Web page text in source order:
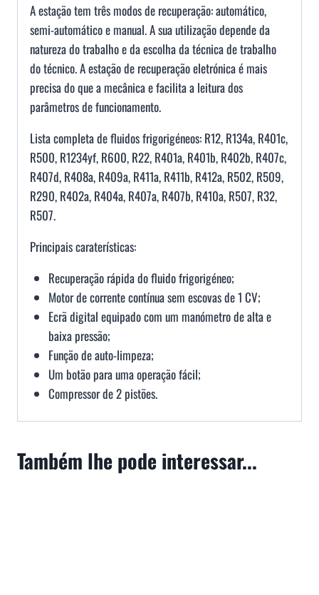
A estação tem três modos de recuperação: automático,
semi-automático e manual. A sua utilização depende da
natureza do trabalho e da escolha da técnica de trabalho
do técnico. A estação de recuperação eletrónica é mais
precisa do que a mecânica e facilita a leitura dos
parâmetros de funcionamento.
Lista completa de fluidos frigorigéneos: R12, R134a, R401c,
R500, R1234yf, R600, R22, R401a, R401b, R402b, R407c,
R407d, R408a, R409a, R411a, R411b, R412a, R502, R509,
R290, R402a, R404a, R407a, R407b, R410a, R507, R32,
R507.
Principais caraterísticas:
Recuperação rápida do fluido frigorigéneo;
Motor de corrente contínua sem escovas de 1 CV;
Ecrã digital equipado com um manómetro de alta e
baixa pressão;
Função de auto-limpeza;
Um botão para uma operação fácil;
Compressor de 2 pistões.
Também lhe pode interessar...